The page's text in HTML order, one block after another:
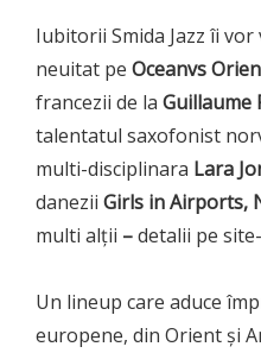
Iubitorii Smida Jazz îi
neuitat pe Oceanvs
francezii de la Guillaume
talentatul saxofonist
multi-disciplinara Lara
danezii Girls in Airports,
multi alții –detalii pe
Un lineup care aduce
europene, din Orient și